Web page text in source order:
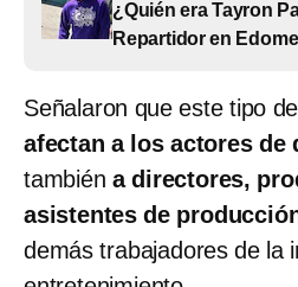
¿Quién era Tayron
Repartidor en
Señalaron que este tipo
afectan a los actores de
también a directores,
asistentes de
demás trabajadores de la